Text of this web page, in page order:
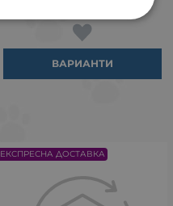
ВАРИАНТИ
ЕКСПРЕСНА ДОСТАВКА